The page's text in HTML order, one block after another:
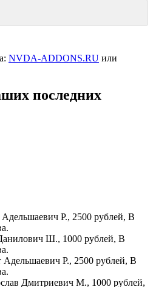
NVDA-ADDONS.RU или
последних
Р., 2500 рублей, В
Ш., 1000 рублей, В
Р., 2500 рублей, В
Дмитриевич М., 1000 рублей,